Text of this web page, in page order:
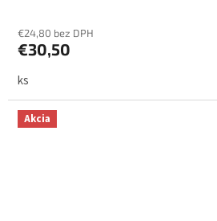
€24,80 bez DPH
€30,50
ks
Akcia